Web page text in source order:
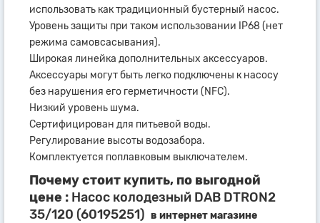
использовать как традиционный бустерный насос.
Уровень защиты при таком использовании IP68 (нет
режима самовсасывания).
Широкая линейка дополнительных аксессуаров.
Аксессуары могут быть легко подключены к насосу
без нарушения его герметичности (NFC).
Низкий уровень шума.
Сертифицирован для питьевой воды.
Регулирование высоты водозабора.
Комплектуется поплавковым выключателем.
Почему стоит купить, по выгодной
цене : Насос колодезный DAB DTRON2
35/120 (60195251) в интернет магазине